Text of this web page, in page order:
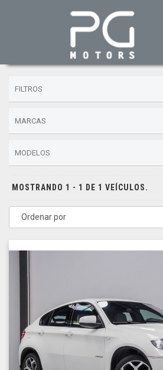
FILTROS
MARCAS
MODELOS
MOSTRANDO 1 - 1 DE 1 VEÍCULOS.
Ordenar por